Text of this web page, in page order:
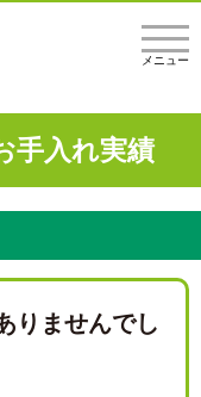
メニュー
手入れ実績
りませんでし